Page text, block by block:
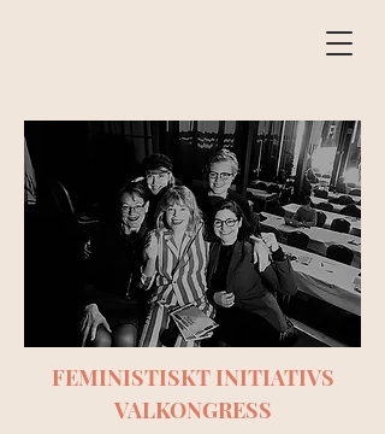
FEMINISTISKT INITIATIVS
VALKONGRESS